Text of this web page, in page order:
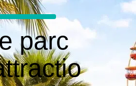
parc